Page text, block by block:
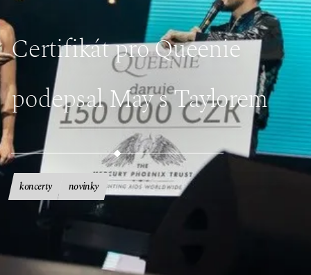
Certifikát pro Queenie
podepsal May s Taylorem
koncerty novinky